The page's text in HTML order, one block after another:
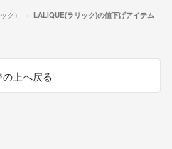
ク） LALIQUE(ラリック)の値下げアイテム
上へ戻る